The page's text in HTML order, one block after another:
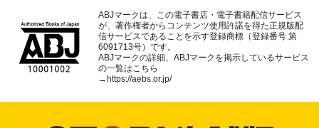
ABJマークは、この電子書店・電子書籍配信サービス
が、著作権者からコンテンツ使用許諾を得た正規版配
信サービスであることを示す登録商標（登録番号 第
6091713号）です。
ABJマークの詳細、ABJマークを掲示しているサービス
の一覧はこちら
→ https://aebs.or.jp/